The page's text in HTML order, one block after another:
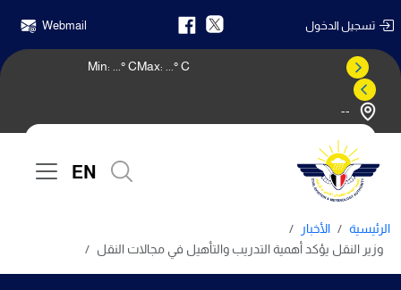
تسجيل الدخول Webmail
--
Max: ° C
Min: ° C
EN
الرئيسية
الأخبار
وزير النقل يؤكد أهمية التدريب والتأهيل في مجالات النقل